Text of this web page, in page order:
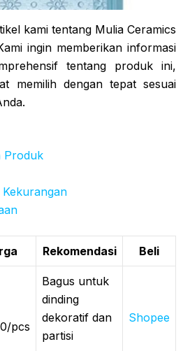
kami tentang Mulia Ceramics
ingin memberikan informasi
tentang produk ini,
memilih dengan tepat sesuai
Produk
Rekomendasi Beli
pcs
Bagus untuk
dinding
dekoratif dan
partisi
Shopee